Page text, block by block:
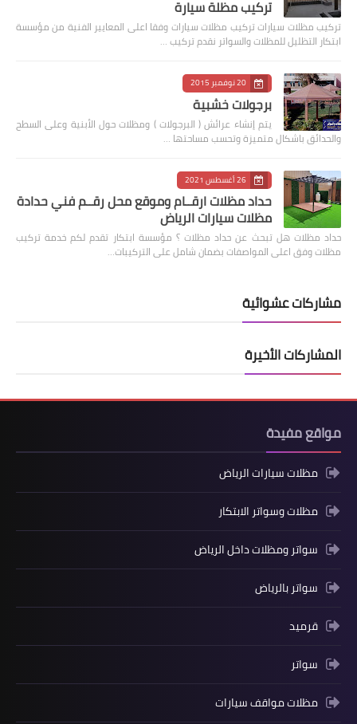
تركيب مظلة سيارة
‏تركيب مظلات سيارات تركيب مظلات سيارات وفقا اعلى المعايير الفنية من مؤسسة
ابتكار التظليل للمظلات والسواتر نقدم تركيب …
20 نوفمبر 2015
برجولات خشبية
يتم إنشاء عرائش ( البرجولات ) ومظلات حول الأبنية وعلى السطح
والحدائق باشكال متميزة وتحسب مساحتها …
26 أغسطس 2021
حداد مظلات ارقــام وموقع محل رقــم فني حدادة
مظلات سيارات الرياض
حداد مظلات هل تبحث عن حداد مظلات ؟ مؤسسة ابتكار تقدم لكم خدمة تركيب
مظلات وفق اعلى المواصفات بضمان شامل على التركيبات…
مشاركات عشوائية
المشاركات الأخيرة
مواقع مفيدة
مظلات سيارات الرياض
مظلات وسواتر الابتكار
سواتر ومظلات داخل الرياض
سواتر بالرياض
قرميد
سواتر
مظلات مواقف سيارات